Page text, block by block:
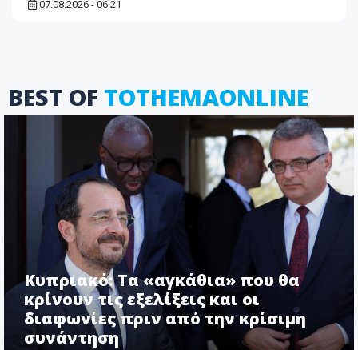
07.08.2026 - 06:21
BEST OF TOTHEMAONLINE
Κυπριακό: Τα «αγκάθια» που θα
κρίνουν τις εξελίξεις και οι
διαφωνίες πριν από την κρίσιμη
συνάντηση